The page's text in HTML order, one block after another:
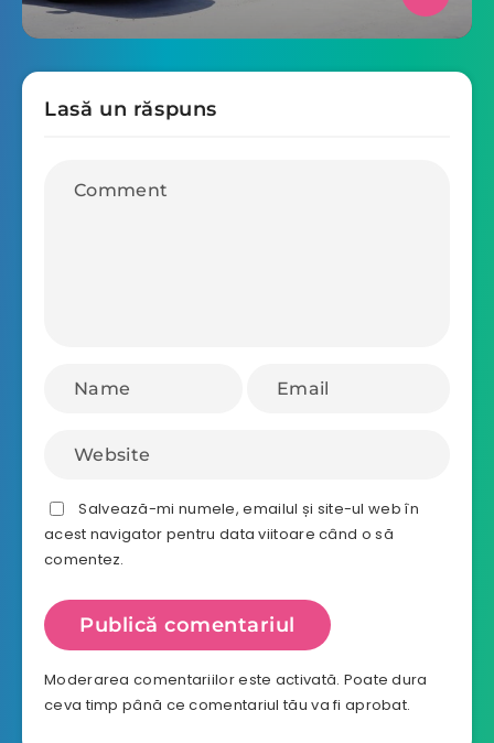
Lasă un răspuns
Salvează-mi numele, emailul și site-ul web în
acest navigator pentru data viitoare când o să
comentez.
Moderarea comentariilor este activată. Poate dura
ceva timp până ce comentariul tău va fi aprobat.